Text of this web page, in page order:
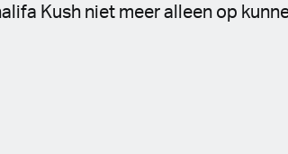
Kush niet meer alleen op